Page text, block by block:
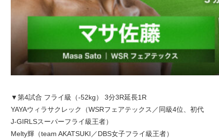
▼第4試合 フライ級（-52kg） 3分3R延長1R
YAYAウィラサクレック（WSRフェアテックス／同級4位、初代
J-GIRLSスーパーフライ級王者）
Melty輝（team AKATSUKI／DBS女子フライ級王者）